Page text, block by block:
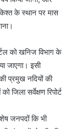
के स्थान पर मास
को खनिज विभाग के
जाएगा। इसी
प्रमुख नदियों की
सर्वेक्षण रिपोर्ट
शेष जनपदों कि भी